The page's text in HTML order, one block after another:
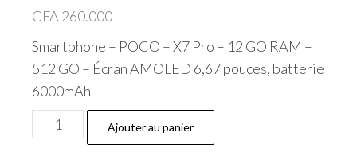
CFA 260.000
Smartphone – POCO – X7 Pro – 12 GO RAM –
512 GO – Écran AMOLED 6,67 pouces, batterie
6000mAh
quantité
de
Ajouter au panier